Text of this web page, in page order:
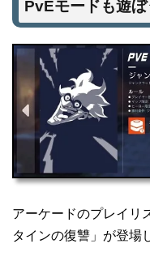
PvEモードも遊ぼ
アーケードのプレイリ
タインの復讐」が登場